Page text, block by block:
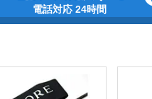
電話対応 24時間